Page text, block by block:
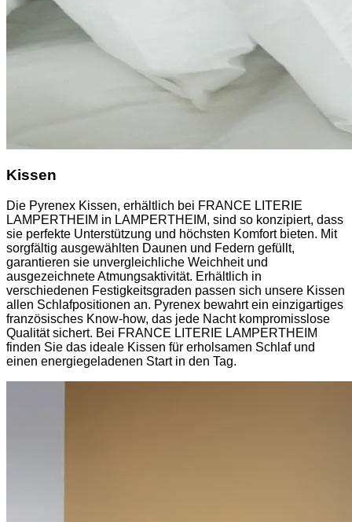
Kissen
Die Pyrenex Kissen, erhältlich bei FRANCE LITERIE
LAMPERTHEIM in LAMPERTHEIM, sind so konzipiert, dass
sie perfekte Unterstützung und höchsten Komfort bieten. Mit
sorgfältig ausgewählten Daunen und Federn gefüllt,
garantieren sie unvergleichliche Weichheit und
ausgezeichnete Atmungsaktivität. Erhältlich in
verschiedenen Festigkeitsgraden passen sich unsere Kissen
allen Schlafpositionen an. Pyrenex bewahrt ein einzigartiges
französisches Know-how, das jede Nacht kompromisslose
Qualität sichert. Bei FRANCE LITERIE LAMPERTHEIM
finden Sie das ideale Kissen für erholsamen Schlaf und
einen energiegeladenen Start in den Tag.